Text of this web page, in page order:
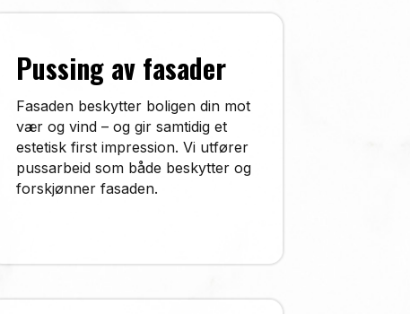
Pussing av fasader
Fasaden beskytter boligen din mot
vær og vind – og gir samtidig et
estetisk first impression. Vi utfører
pussarbeid som både beskytter og
forskjønner fasaden.